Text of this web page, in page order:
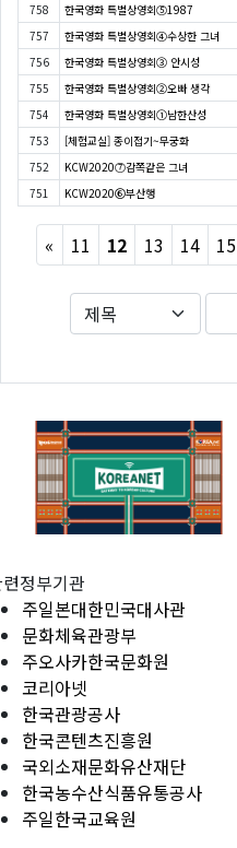
758
한국영화 특별상영회⑤1987
757
한국영화 특별상영회④수상한 그녀
756
한국영화 특별상영회③ 안시성
755
한국영화 특별상영회②오빠 생각
754
한국영화 특별상영회①남한산성
753
[체험교실] 종이접기~무궁화
752
KCW2020⑦감쪽같은 그녀
751
KCW2020⑥부산행
« Previous
11 12 13 14 15
정부기관
주일본대한민국대사관
문화체육관광부
주오사카한국문화원
코리아넷
한국관광공사
한국콘텐츠진흥원
국외소재문화유산재단
한국농수산식품유통공사
주일한국교육원